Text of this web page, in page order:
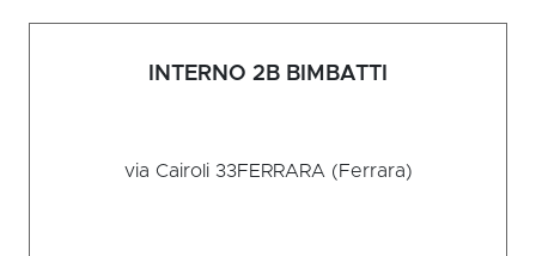
INTERNO 2B BIMBATTI
via Cairoli 33FERRARA (Ferrara)